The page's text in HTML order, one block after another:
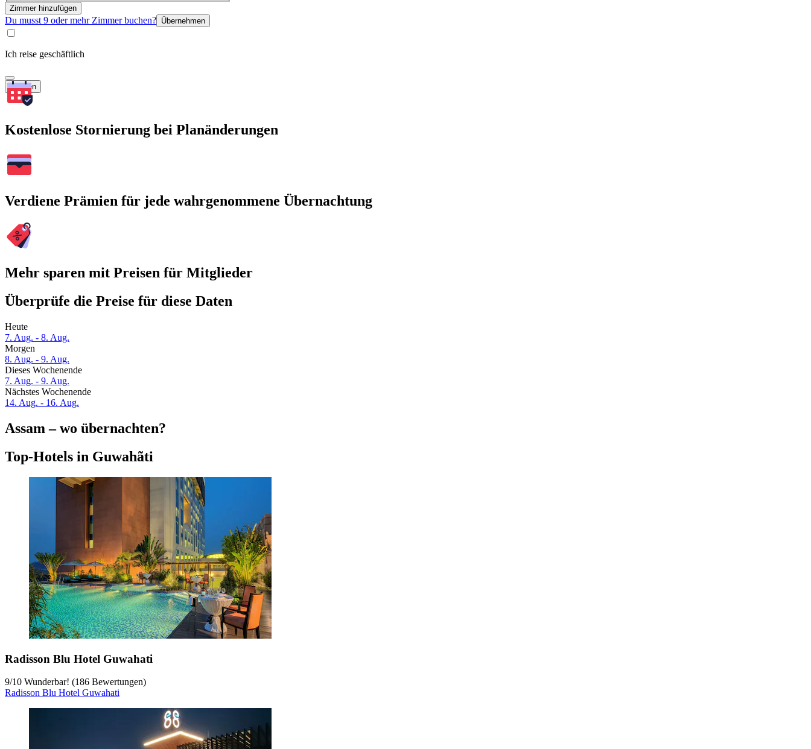
Zimmer hinzufügen
Du musst 9 oder mehr Zimmer buchen? Übernehmen
Ich reise geschäftlich
Suchen
Kostenlose Stornierung bei Planänderungen
Verdiene Prämien für jede wahrgenommene Übernachtung
Mehr sparen mit Preisen für Mitglieder
Überprüfe die Preise für diese Daten
Heute
7. Aug. - 8. Aug.
Morgen
8. Aug. - 9. Aug.
Dieses Wochenende
7. Aug. - 9. Aug.
Nächstes Wochenende
14. Aug. - 16. Aug.
Assam – wo übernachten?
Top-Hotels in Guwahãti
Radisson Blu Hotel Guwahati
9/10 Wunderbar! (186 Bewertungen)
Radisson Blu Hotel Guwahati